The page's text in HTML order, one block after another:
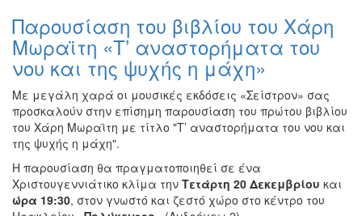
Παρουσίαση του βιβλίου του Χάρη
Μωραϊτη «Τ’ αναστορήματα του
νου και της ψυχής η μάχη»
Με μεγάλη χαρά οι μουσικές εκδόσεις «Σείστρον» σας
προσκαλούν στην επίσημη παρουσίαση του πρώτου βιβλίου
του Χάρη Μωραϊτη με τίτλο "Τ’ αναστορήματα του νου και
της ψυχής η μάχη".
Η παρουσίαση θα πραγματοποιηθεί σε ένα
Χριστουγεννιάτικο κλίμα την Τετάρτη 20 Δεκεμβρίου και
ώρα 19:30, στον γνωστό και ζεστό χώρο στο κέντρο του